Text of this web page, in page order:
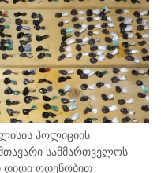
პოლიციის
სამმართველოს
დიდი ოდენობით